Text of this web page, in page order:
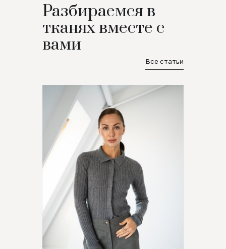
Разбираемся в
тканях вместе с
вами
Все статьи